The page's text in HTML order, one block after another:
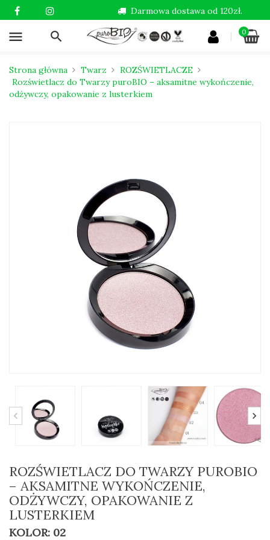
menu 0
Darmowa dostawa od 120zł.
Strona główna Twarz
ROZŚWIETLACZE
Rozświetlacz do Twarzy puroBIO – aksamitne wykończenie,
odżywczy, opakowanie z lusterkiem
ROZŚWIETLACZ DO TWARZY PUROBIO
– AKSAMITNE WYKOŃCZENIE,
ODŻYWCZY, OPAKOWANIE Z
LUSTERKIEM
KOLOR: 02